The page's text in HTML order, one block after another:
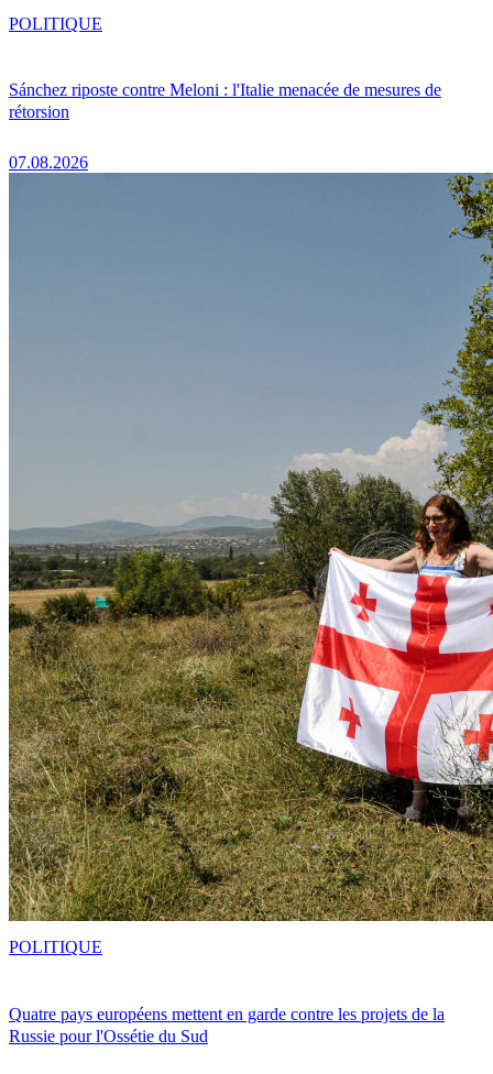
Sánchez riposte contre Meloni : l'Italie menacée de mesures de
rétorsion
07.08.2026
POLITIQUE
Quatre pays européens mettent en garde contre les projets de la
Russie pour l'Ossétie du Sud
POLITIQUE